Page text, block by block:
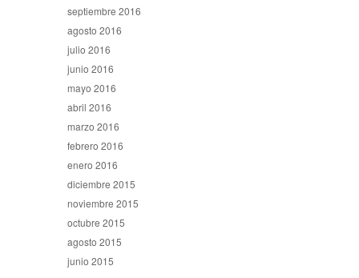
septiembre 2016
agosto 2016
julio 2016
junio 2016
mayo 2016
abril 2016
marzo 2016
febrero 2016
enero 2016
diciembre 2015
noviembre 2015
octubre 2015
agosto 2015
junio 2015